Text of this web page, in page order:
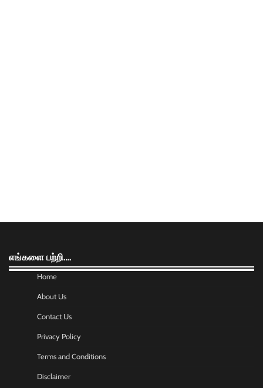
எங்களை பற்றி….
Home
About Us
Contact Us
Privacy Policy
Terms and Conditions
Disclaimer